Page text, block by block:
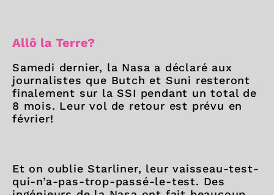
Allô la Terre?
Samedi dernier, la Nasa a déclaré aux
journalistes que Butch et Suni resteront
finalement sur la SSI pendant un total de
8 mois. Leur vol de retour est prévu en
février!
Et on oublie Starliner, leur vaisseau-test-
qui-n’a-pas-trop-passé-le-test. Des